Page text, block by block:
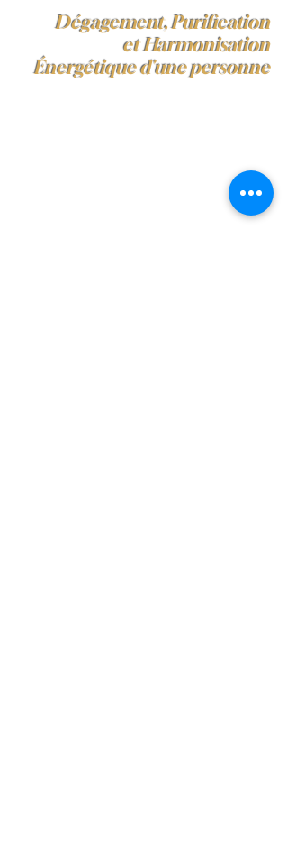
Dégagement, Purification
et Harmonisation
Énergétique d'une personne